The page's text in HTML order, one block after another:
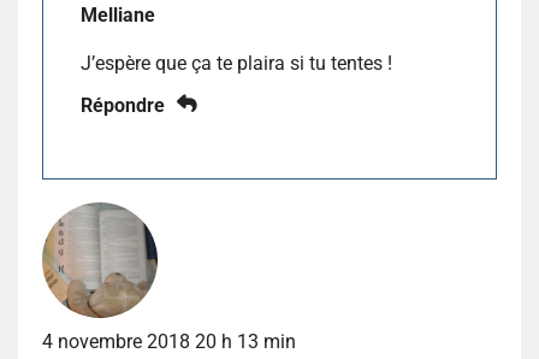
Melliane
J’espère que ça te plaira si tu tentes !
Répondre
4 novembre 2018 20 h 13 min